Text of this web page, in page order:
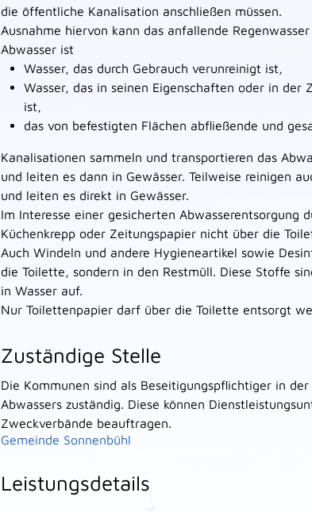
die öffentliche Kanalisation anschließen müssen.
Ausnahme hiervon kann das anfallende Regenwasser
Abwasser ist
Wasser, das durch Gebrauch verunreinigt ist,
Wasser, das in seinen Eigenschaften oder in der
ist,
das von befestigten Flächen abfließende und
Kanalisationen sammeln und transportieren das
und leiten es dann in Gewässer. Teilweise reinigen
und leiten es direkt in Gewässer.
Im Interesse einer gesicherten Abwasserentsorgung
Küchenkrepp oder Zeitungspapier nicht über die
Auch Windeln und andere Hygieneartikel sowie
die Toilette, sondern in den Restmüll. Diese Stoffe
in Wasser auf.
Nur Toilettenpapier darf über die Toilette entsorgt
Zuständige Stelle
Die Kommunen sind als Beseitigungspflichtiger in
Abwassers zuständig. Diese können
Zweckverbände beauftragen.
Gemeinde Sonnenbühl
Leistungsdetails